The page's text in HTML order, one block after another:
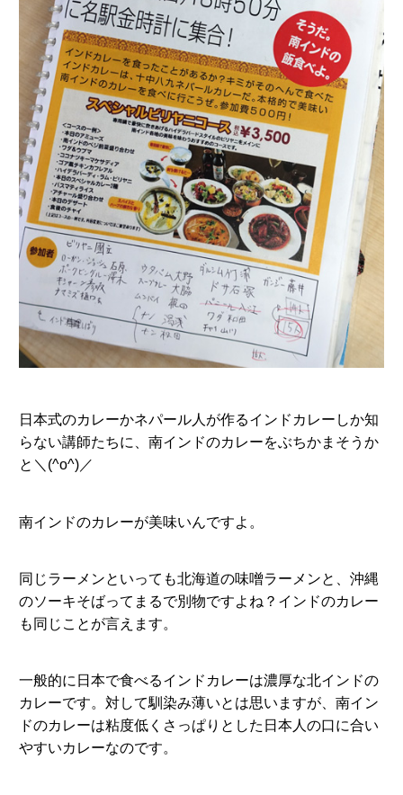
日本式のカレーかネパール人が作るインドカレーしか知
らない講師たちに、南インドのカレーをぶちかまそうか
と＼(^o^)／
南インドのカレーが美味いんですよ。
同じラーメンといっても北海道の味噌ラーメンと、沖縄
のソーキそばってまるで別物ですよね？インドのカレー
も同じことが言えます。
一般的に日本で食べるインドカレーは濃厚な北インドの
カレーです。対して馴染み薄いとは思いますが、南イン
ドのカレーは粘度低くさっぱりとした日本人の口に合い
やすいカレーなのです。